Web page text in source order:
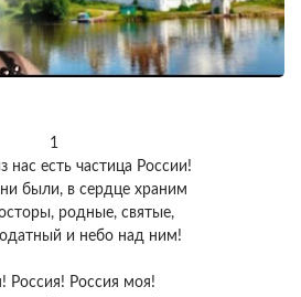
1
нас есть частица России!
были, в сердце храним
родные, святые,
и небо над ним!
Россия! Россия моя!